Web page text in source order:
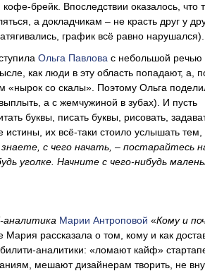
брейк. Впоследствии оказалось, что
а докладчикам – не красть друг у
график всё равно нарушался).
Ольга Павлова с небольшой речью
как люди в эту область попадают, а,
со скалы». Поэтому Ольга
а с жемчужиной в зубах). И пусть
буквы, писать буквы, рисовать,
их всё-таки стоило услышать тем,
с чего начать, – постарайтесь
уголке. Начните с чего-нибудь
-аналитика Марии Антроповой «Кому и
рассказала о том, кому и как
аналитики: «ломают кайф»
мешают дизайнерам творить, не